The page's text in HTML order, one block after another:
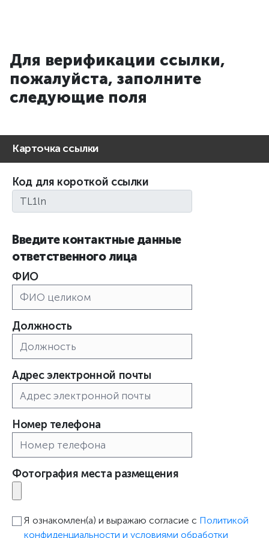
Для верификации ссылки,
пожалуйста, заполните
следующие поля
Карточка ссылки
Код для короткой ссылки
Введите контактные данные
ответственного лица
ФИО
Должность
Адрес электронной почты
Номер телефона
Фотография места размещения
Я ознакомлен(а) и выражаю согласие с Политикой
конфиденциальности и условиями обработки